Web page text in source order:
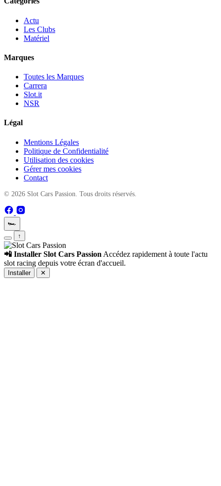
Actu
Les Clubs
Matériel
Marques
Toutes les Marques
Carrera
Slot.it
NSR
Légal
Mentions Légales
Politique de Confidentialité
Utilisation des cookies
Gérer mes cookies
Contact
© 2026 Slot Cars Passion. Tous droits réservés.
🏎️
↑
📲 Installer Slot Cars Passion Accédez rapidement à toute l'actu
slot racing depuis votre écran d'accueil.
Installer ✕